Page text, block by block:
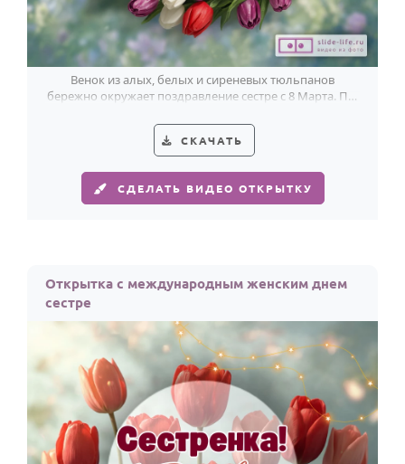
Венок из алых, белых и сиреневых тюльпанов
бережно окружает поздравление сестре с 8 Марта. По-
СКАЧАТЬ
СДЕЛАТЬ ВИДЕО ОТКРЫТКУ
Открытка с международным женским днем
сестре